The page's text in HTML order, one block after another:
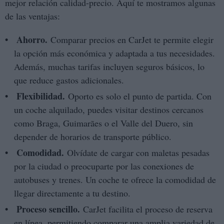
mejor relación calidad-precio. Aquí te mostramos algunas
de las ventajas:
Ahorro. Comparar precios en CarJet te permite elegir
la opción más económica y adaptada a tus necesidades.
Además, muchas tarifas incluyen seguros básicos, lo
que reduce gastos adicionales.
Flexibilidad. Oporto es solo el punto de partida. Con
un coche alquilado, puedes visitar destinos cercanos
como Braga, Guimarães o el Valle del Duero, sin
depender de horarios de transporte público.
Comodidad. Olvídate de cargar con maletas pesadas
por la ciudad o preocuparte por las conexiones de
autobuses y trenes. Un coche te ofrece la comodidad de
llegar directamente a tu destino.
Proceso sencillo. CarJet facilita el proceso de reserva